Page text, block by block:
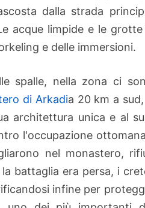
dalla strada
acque limpide e le
e delle immersioni.
spalle, nella zona ci
di Arkadia 20 km a
architettura unica e al
l'occupazione
nel monastero,
battaglia era persa, i
infine per